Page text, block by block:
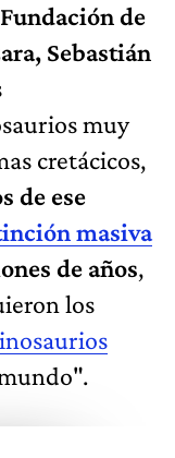
de
Sebastián
muy
cretácicos,
de ese
masiva
de años,
los